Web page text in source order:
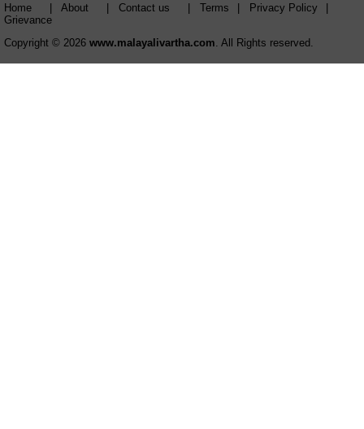
Home About Contact us Terms Privacy Policy
Grievance
Copyright © 2026 www.malayalivartha.com . All Rights reserved.